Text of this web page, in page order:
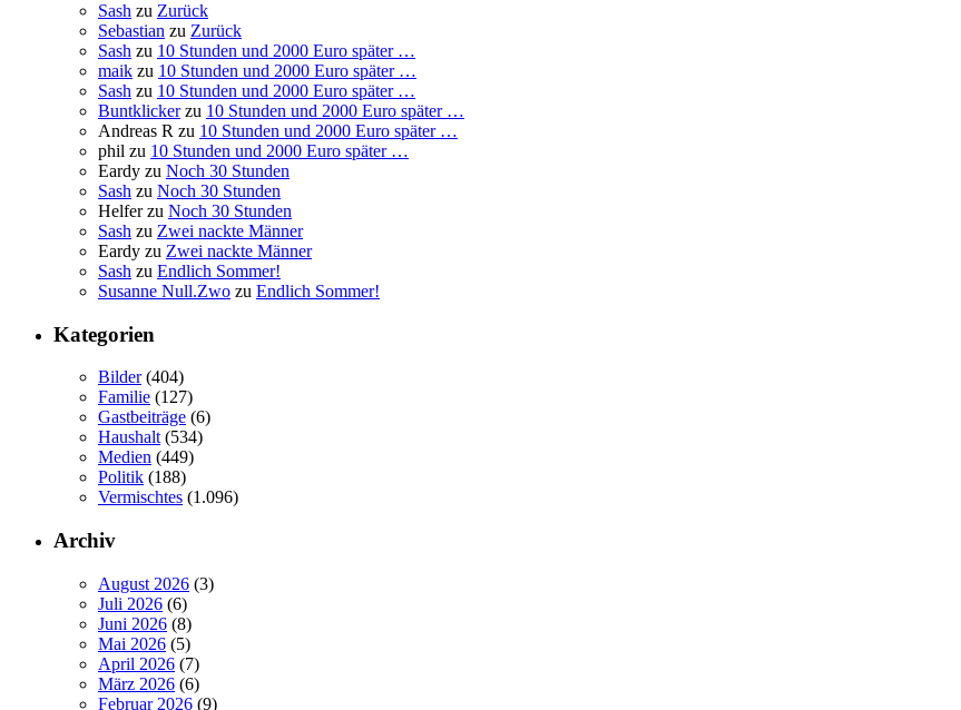
Sash zu Zurück
Sebastian zu Zurück
Sash zu 10 Stunden und 2000 Euro später …
maik zu 10 Stunden und 2000 Euro später …
Sash zu 10 Stunden und 2000 Euro später …
Buntklickerzu 10 Stunden und 2000 Euro später …
Andreas R zu 10 Stunden und 2000 Euro später …
phil zu 10 Stunden und 2000 Euro später …
Eardy zu Noch 30 Stunden
Sash zu Noch 30 Stunden
Helferzu Noch 30 Stunden
Sash zu Zwei nackte Männer
Eardy zu Zwei nackte Männer
Sash zu Endlich Sommer!
Susanne Null.Zwo zu Endlich Sommer!
Kategorien
Bilder(404)
Familie (127)
Gastbeiträge (6)
Haushalt(534)
Medien (449)
Politik (188)
Vermischtes (1.096)
Archiv
August 2026 (3)
Juli 2026 (6)
Juni 2026 (8)
Mai 2026 (5)
April 2026 (7)
März 2026 (6)
Februar 2026 (9)